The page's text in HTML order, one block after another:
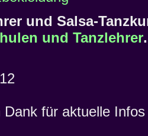
und Salsa-
und Tanzlehrer.
Dank für aktuelle